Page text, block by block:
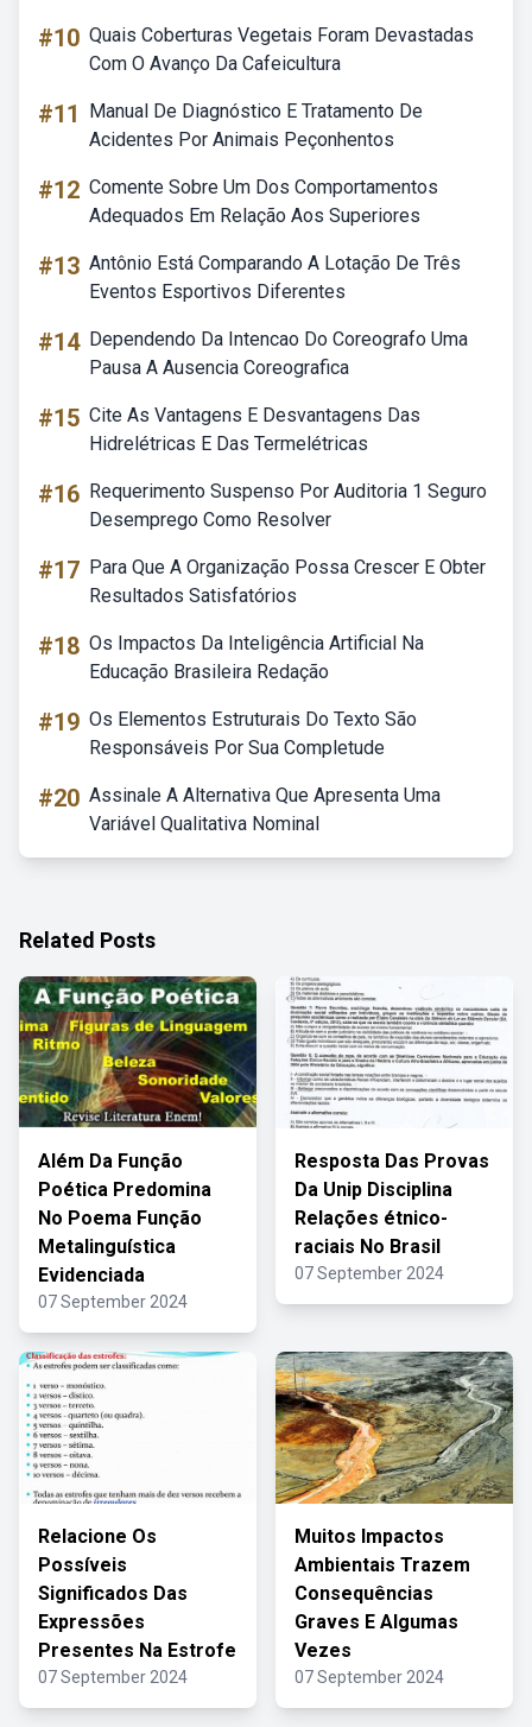
#10 Quais Coberturas Vegetais Foram Devastadas
Com O Avanço Da Cafeicultura
#11
Manual De Diagnóstico E Tratamento De
Acidentes Por Animais Peçonhentos
#12 Comente Sobre Um Dos Comportamentos
Adequados Em Relação Aos Superiores
#13 Antônio Está Comparando A Lotação De Três
Eventos Esportivos Diferentes
#14 Dependendo Da Intencao Do Coreografo Uma
Pausa A Ausencia Coreografica
#15 Cite As Vantagens E Desvantagens Das
Hidrelétricas E Das Termelétricas
#16 Requerimento Suspenso Por Auditoria 1 Seguro
Desemprego Como Resolver
#17 Para Que A Organização Possa Crescer E Obter
Resultados Satisfatórios
#18 Os Impactos Da Inteligência Artificial Na
Educação Brasileira Redação
#19 Os Elementos Estruturais Do Texto São
Responsáveis Por Sua Completude
#20 Assinale A Alternativa Que Apresenta Uma
Variável Qualitativa Nominal
Related Posts
Além Da Função
Poética Predomina
No Poema Função
Metalinguística
Evidenciada
07 September 2024
Resposta Das Provas
Da Unip Disciplina
Relações étnico-
raciais No Brasil
07 September 2024
Relacione Os
Possíveis
Significados Das
Expressões
Presentes Na Estrofe
07 September 2024
Muitos Impactos
Ambientais Trazem
Consequências
Graves E Algumas
Vezes
07 September 2024